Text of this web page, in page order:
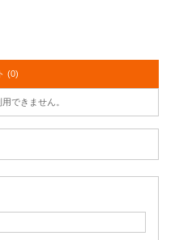
(0)
できません。